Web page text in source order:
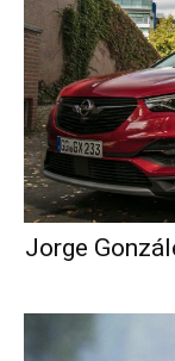
Jorge